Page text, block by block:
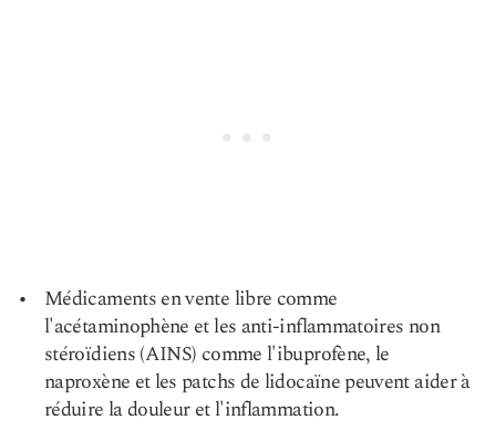
Médicaments en vente libre comme
l'acétaminophène et les anti-inflammatoires non
stéroïdiens (AINS) comme l'ibuprofène, le
naproxène et les patchs de lidocaïne peuvent aider à
réduire la douleur et l'inflammation.